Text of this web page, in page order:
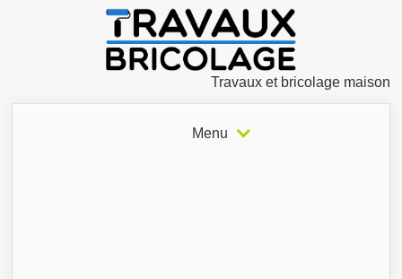
Travaux et bricolage maison
Menu